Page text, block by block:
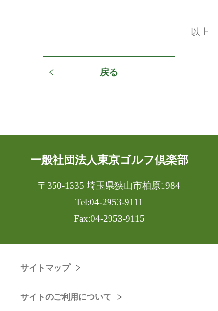
以上
戻る
一般社団法人東京ゴルフ倶楽部
〒350-1335 埼玉県狭山市柏原1984
Tel:04-2953-9111
Fax:04-2953-9115
サイトマップ
サイトのご利用について